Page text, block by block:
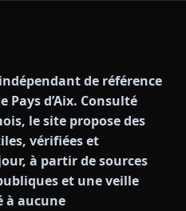
de référence
Pays d’Aix. Consulté
le site propose des
vérifiées et
à partir de sources
et une veille
à aucune